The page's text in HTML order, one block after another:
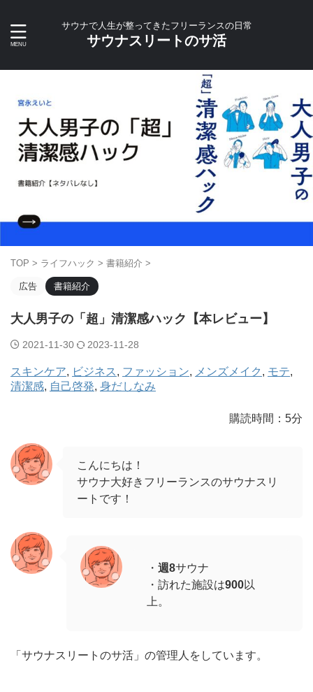
サウナで人生が整ってきたフリーランスの日常
サウナスリートのサ活
TOP > ライフハック > 書籍紹介 >
広告 書籍紹介
大人男子の「超」清潔感ハック【本レビュー】
2021-11-30 2023-11-28
スキンケア, ビジネス , ファッション, メンズメイク , モテ
清潔感, 自己啓発, 身だしなみ
購読時間：5分
こんにちは！
サウナ大好きフリーランスのサウナスリ
ートです！
・ 週8サウナ
・訪れた施設は900以
上。
「サウナスリートのサ活」の管理人をしています。